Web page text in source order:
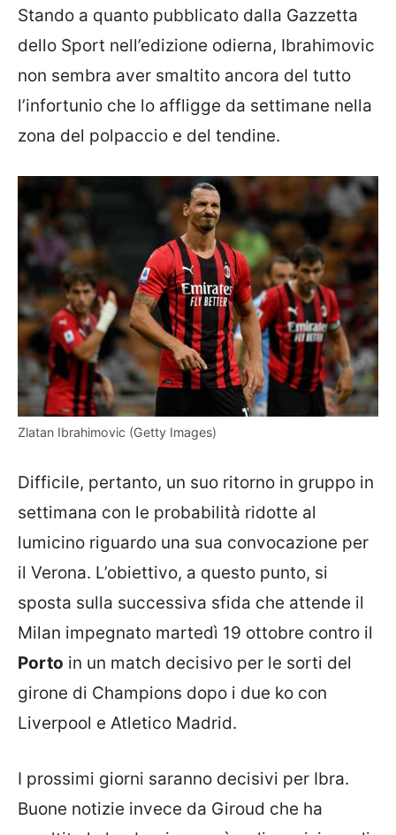
Stando a quanto pubblicato dalla Gazzetta
dello Sport nell’edizione odierna, Ibrahimovic
non sembra aver smaltito ancora del tutto
l’infortunio che lo affligge da settimane nella
zona del polpaccio e del tendine.
Zlatan Ibrahimovic (Getty Images)
Difficile, pertanto, un suo ritorno in gruppo in
settimana con le probabilità ridotte al
lumicino riguardo una sua convocazione per
il Verona. L’obiettivo, a questo punto, si
sposta sulla successiva sfida che attende il
Milan impegnato martedì 19 ottobre contro il
Porto in un match decisivo per le sorti del
girone di Champions dopo i due ko con
Liverpool e Atletico Madrid.
I prossimi giorni saranno decisivi per Ibra.
Buone notizie invece da Giroud che ha